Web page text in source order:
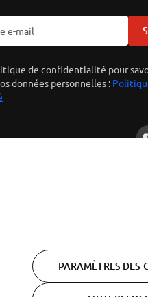
de confidentialité pour
données personnelles :
PARAMÈTRES DES